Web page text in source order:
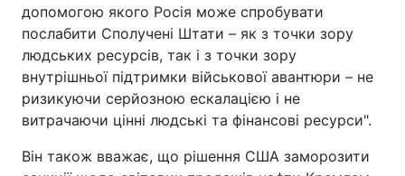
допомогою якого Росія може спробувати
послабити Сполучені Штати – як з точки зору
людських ресурсів, так і з точки зору
внутрішньої підтримки військової авантюри – не
ризикуючи серйозною ескалацією і не
витрачаючи цінні людські та фінансові ресурси".
Він також вважає, що рішення США заморозити